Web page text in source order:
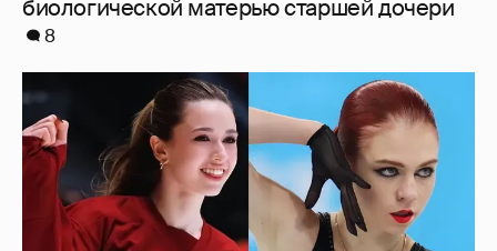
Камила Валиева и Александра Трусова
вернутся на международные
соревнования
4